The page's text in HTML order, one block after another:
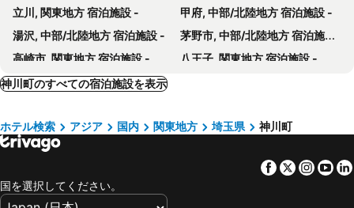
埼玉グランドホテル本庄
ホテルルートイン本庄駅南
ベルズイン前橋
ホテルサンコー高崎
HOTEL R9 The Yard 藤岡
藤岡ステーションホテル
Hotel NEO
新町 ステーションホテル
Super Hotel Saitama Honjo (opens May 17, 2024)
ホテルルートインコート藤岡
Hana Hotel Isesaki
小さなホテル セラヴィ 露天風呂客室の宿
冬桜の宿 神泉
立川, 関東地方 宿泊施設 -
甲府, 中部/北陸地方 宿泊施設 -
湯沢, 中部/北陸地方 宿泊施設 -
茅野市, 中部/北陸地方 宿泊施設 -
高崎市, 関東地方 宿泊施設 -
八王子, 関東地方 宿泊施設 -
相模原, 関東地方 宿泊施設 -
山ノ内町, 中部/北陸地方 宿泊施設 -
市川市, 関東地方 宿泊施設 -
諏訪市, 中部/北陸地方 宿泊施設 -
つくば, 関東地方 宿泊施設 -
仙台, 東北地方 宿泊施設 -
神川町のすべての宿泊施設を表示
ホテル検索 アジア 国内 関東地方 埼玉県 神川町
Facebook
Twitter
国を選択してください。